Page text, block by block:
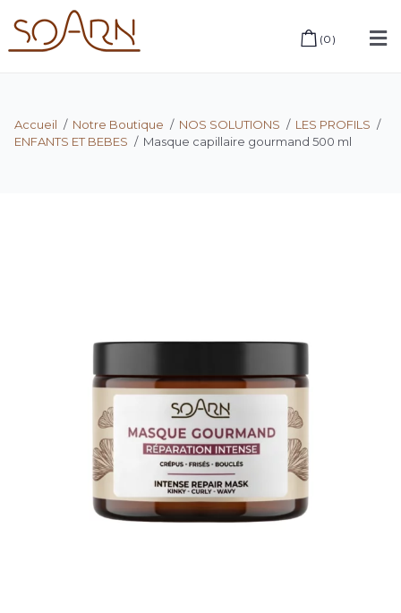
(0 )
Accueil / Notre Boutique / NOS SOLUTIONS / LES PROFILS /
ENFANTS ET BEBES / Masque capillaire gourmand 500 ml